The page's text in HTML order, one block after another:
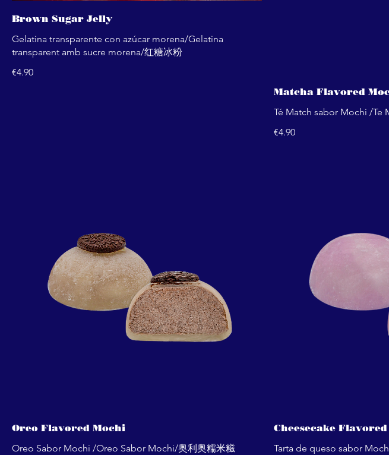
Brown Sugar Jelly
Gelatina transparente con azúcar morena/Gelatina
transparent amb sucre morena/红糖冰粉
€4.90
Matcha Flavored
Té Match sabor Mochi /Te
€4.90
Oreo Flavored Mochi
Oreo Sabor Mochi /Oreo Sabor Mochi/奥利奥糯米糍
Cheesecake
Tarta de queso sabor